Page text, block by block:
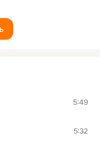
5:49
5:32